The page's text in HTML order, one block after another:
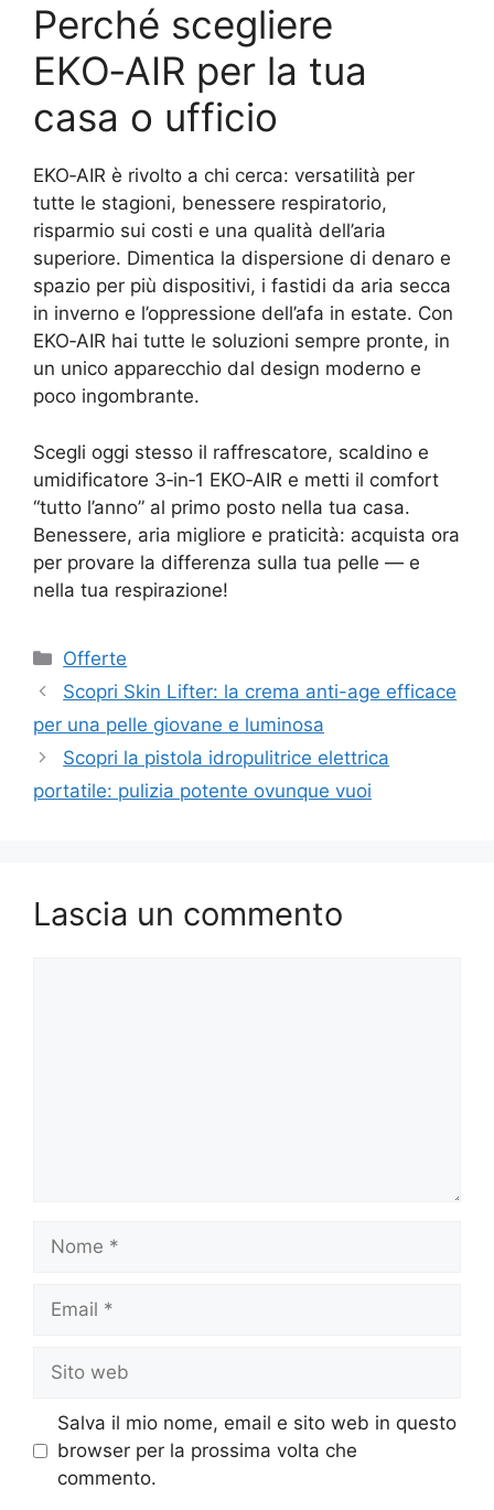
Perché scegliere
EKO‑AIR per la tua
casa o ufficio
EKO‑AIR è rivolto a chi cerca: versatilità per
tutte le stagioni, benessere respiratorio,
risparmio sui costi e una qualità dell’aria
superiore. Dimentica la dispersione di denaro e
spazio per più dispositivi, i fastidi da aria secca
in inverno e l’oppressione dell’afa in estate. Con
EKO‑AIR hai tutte le soluzioni sempre pronte, in
un unico apparecchio dal design moderno e
poco ingombrante.
Scegli oggi stesso il raffrescatore, scaldino e
umidificatore 3‑in‑1 EKO‑AIR e metti il comfort
“tutto l’anno” al primo posto nella tua casa.
Benessere, aria migliore e praticità: acquista ora
per provare la differenza sulla tua pelle — e
nella tua respirazione!
Categorie
Offerte
Scopri Skin Lifter: la crema anti-age efficace
per una pelle giovane e luminosa
Scopri la pistola idropulitrice elettrica
portatile: pulizia potente ovunque vuoi
Lascia un commento
web
Salva il mio nome, email e sito web in questo
browser per la prossima volta che
commento.